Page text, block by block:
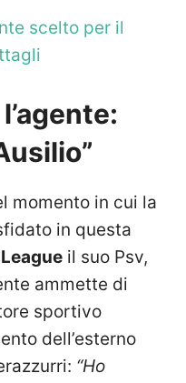
scelto per il
momento in cui la
in questa
il suo Psv,
ammette di
sportivo
dell’esterno
“Ho